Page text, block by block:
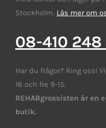
Stockholm. Läs mer om
08-410
Har du frågor? Ring oss!
16 och fre 9-15.
REHABgrossisten är en
butik.